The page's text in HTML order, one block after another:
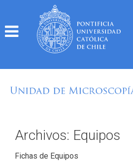
content
Archivos: Equipos
Fichas de Equipos